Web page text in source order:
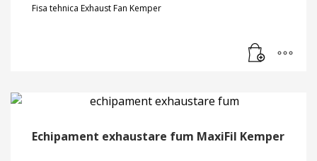
Fisa tehnica Exhaust Fan Kemper
Echipament exhaustare fum MaxiFil Kemper